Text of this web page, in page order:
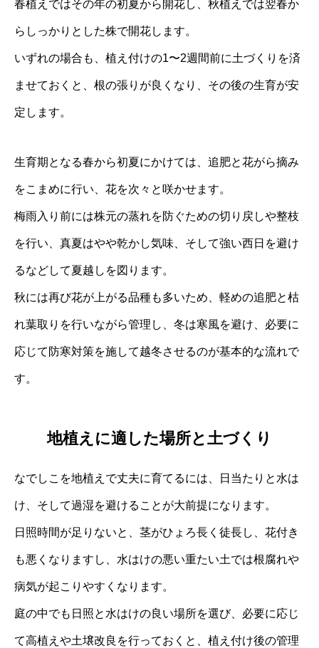
春植えではその年の初夏から開花し、秋植えでは翌春か
らしっかりとした株で開花します。
いずれの場合も、植え付けの1〜2週間前に土づくりを済
ませておくと、根の張りが良くなり、その後の生育が安
定します。
生育期となる春から初夏にかけては、追肥と花がら摘み
をこまめに行い、花を次々と咲かせます。
梅雨入り前には株元の蒸れを防ぐための切り戻しや整枝
を行い、真夏はやや乾かし気味、そして強い西日を避け
るなどして夏越しを図ります。
秋には再び花が上がる品種も多いため、軽めの追肥と枯
れ葉取りを行いながら管理し、冬は寒風を避け、必要に
応じて防寒対策を施して越冬させるのが基本的な流れで
す。
地植えに適した場所と土づくり
なでしこを地植えで丈夫に育てるには、日当たりと水は
け、そして過湿を避けることが大前提になります。
日照時間が足りないと、茎がひょろ長く徒長し、花付き
も悪くなりますし、水はけの悪い重たい土では根腐れや
病気が起こりやすくなります。
庭の中でも日照と水はけの良い場所を選び、必要に応じ
て高植えや土壌改良を行っておくと、植え付け後の管理